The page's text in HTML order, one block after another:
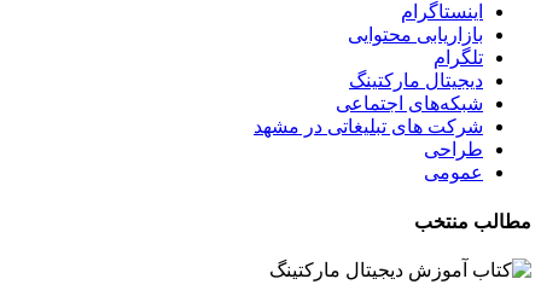
اینستاگرام
بازاریابی محتوایی
تلگرام
دیجیتال مارکتینگ
شبکه‌های اجتماعی
شرکت های تبلیغاتی در مشهد
طراحی
عمومی
مطالب منتخب